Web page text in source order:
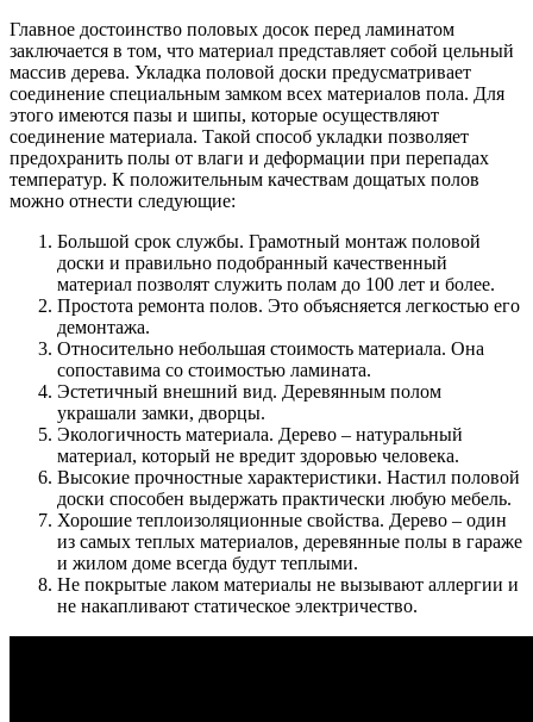
Главное достоинство половых досок перед ламинатом
заключается в том, что материал представляет собой цельный
массив дерева. Укладка половой доски предусматривает
соединение специальным замком всех материалов пола. Для
этого имеются пазы и шипы, которые осуществляют
соединение материала. Такой способ укладки позволяет
предохранить полы от влаги и деформации при перепадах
температур. К положительным качествам дощатых полов
можно отнести следующие:
Большой срок службы. Грамотный монтаж половой
доски и правильно подобранный качественный
материал позволят служить полам до 100 лет и более.
Простота ремонта полов. Это объясняется легкостью его
демонтажа.
Относительно небольшая стоимость материала. Она
сопоставима со стоимостью ламината.
Эстетичный внешний вид. Деревянным полом
украшали замки, дворцы.
Экологичность материала. Дерево – натуральный
материал, который не вредит здоровью человека.
Высокие прочностные характеристики. Настил половой
доски способен выдержать практически любую мебель.
Хорошие теплоизоляционные свойства. Дерево – один
из самых теплых материалов, деревянные полы в гараже
и жилом доме всегда будут теплыми.
Не покрытые лаком материалы не вызывают аллергии и
не накапливают статическое электричество.